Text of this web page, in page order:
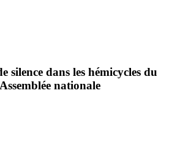
silence dans les hémicycles du
nationale